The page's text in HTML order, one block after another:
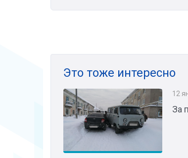
Это тоже интересно
12
За